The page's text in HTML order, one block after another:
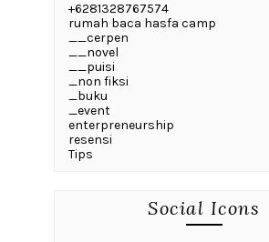
+6281328767574
rumah baca hasfa camp
__cerpen
__novel
__puisi
_non fiksi
_buku
_event
enterpreneurship
resensi
Tips
Social Icons